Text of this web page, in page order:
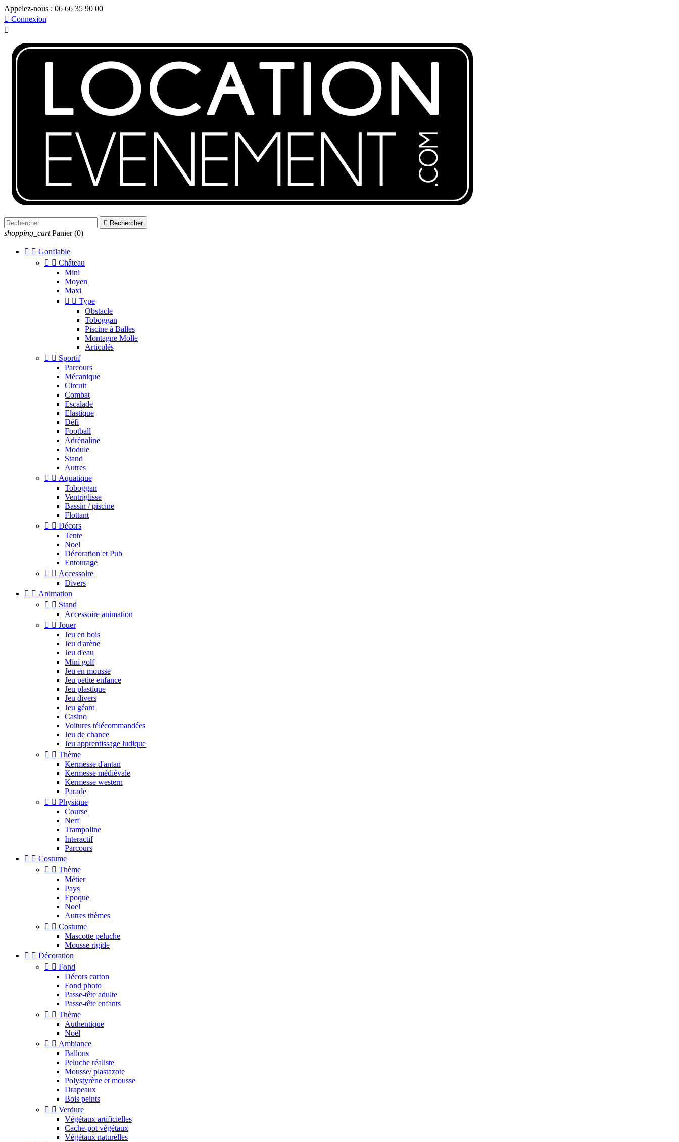
Appelez-nous : 06 66 35 90 00
 Connexion

 Rechercher
shopping_cart Panier (0)
  Gonflable
  Château
Mini
Moyen
Maxi
  Type
Obstacle
Toboggan
Piscine à Balles
Montagne Molle
Articulés
  Sportif
Parcours
Mécanique
Circuit
Combat
Escalade
Elastique
Défi
Football
Adrénaline
Module
Stand
Autres
  Aquatique
Toboggan
Ventriglisse
Bassin / piscine
Flottant
  Décors
Tente
Noel
Décoration et Pub
Entourage
  Accessoire
Divers
  Animation
  Stand
Accessoire animation
  Jouer
Jeu en bois
Jeu d'arène
Jeu d'eau
Mini golf
Jeu en mousse
Jeu petite enfance
Jeu plastique
Jeu divers
Jeu géant
Casino
Voitures télécommandées
Jeu de chance
Jeu apprentissage ludique
  Thème
Kermesse d'antan
Kermesse médiévale
Kermesse western
Parade
  Physique
Course
Nerf
Trampoline
Interactif
Parcours
  Costume
  Thème
Métier
Pays
Epoque
Noel
Autres thèmes
  Costume
Mascotte peluche
Mousse rigide
  Décoration
  Fond
Décors carton
Fond photo
Passe-tête adulte
Passe-tête enfants
  Thème
Authentique
Noël
  Ambiance
Ballons
Peluche réaliste
Mousse/ plastazote
Polystyrène et mousse
Drapeaux
Bois peints
  Verdure
Végétaux artificielles
Cache-pot végétaux
Végétaux naturelles